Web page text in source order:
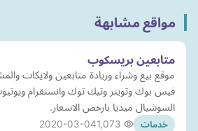
مواقع مشابهة
متابعين بريسكوب
موقع بيع وشراء وزيادة متابعين ولايكات
فيس بوك وتويتر وتيك توك وانستقرام
السوشيال ميديا بارخص الاسعار.
خدمات 2020-03-04